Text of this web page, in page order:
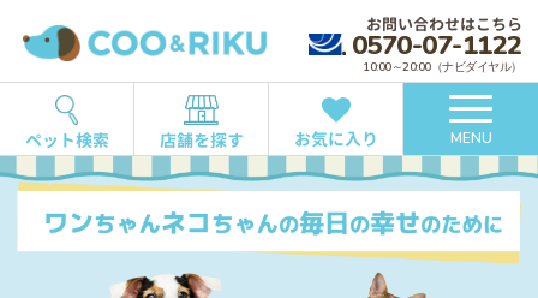
お問い合わせはこちら
0570-07-1122
10:00～20:00（ナビダイヤル）
ペット検索 店舗を探す お気に入り MENU